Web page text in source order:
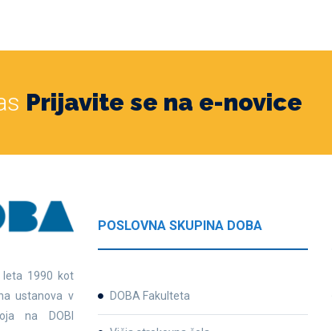
Prijavite se na e-novice
leta 1990 kot
ustanova v
na DOBI
POSLOVNA SKUPINA DOBA
DOBA Fakulteta